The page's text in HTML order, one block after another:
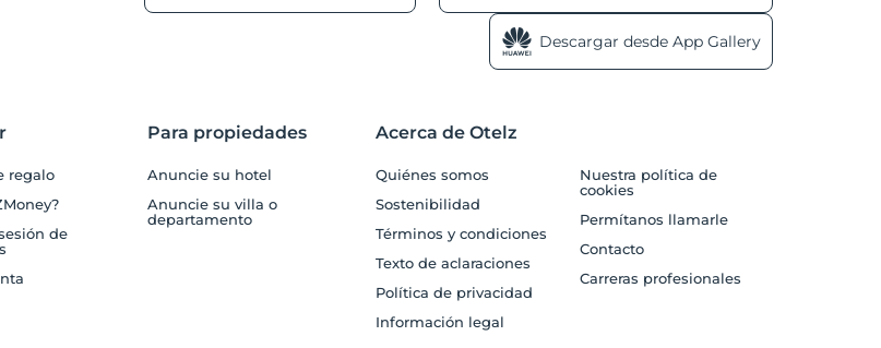
Descargar desde App Gallery
regalo
de
Para propiedades
Anuncie su hotel
Anuncie su villa o
departamento
Acerca de Otelz
Quiénes somos
Sostenibilidad
Términos y condiciones
Texto de aclaraciones
Política de privacidad
Información legal
Nuestra política de
cookies
Permítanos llamarle
Contacto
Carreras profesionales